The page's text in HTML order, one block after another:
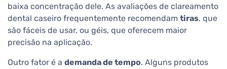
baixa concentração dele. As avaliações de clareamento
dental caseiro frequentemente recomendam tiras, que
são fáceis de usar, ou géis, que oferecem maior
precisão na aplicação.
Outro fator é a demanda de tempo. Alguns produtos